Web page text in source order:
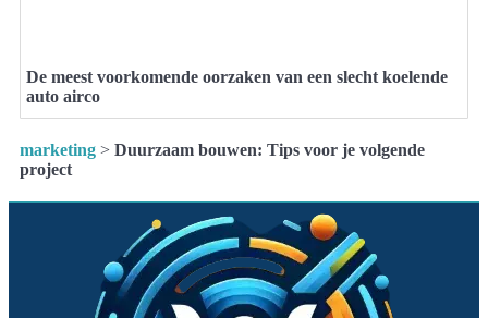
De meest voorkomende oorzaken van een slecht koelende
auto airco
marketing > Duurzaam bouwen: Tips voor je volgende
project